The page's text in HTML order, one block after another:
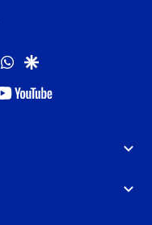
whatsapp
google
youtube-